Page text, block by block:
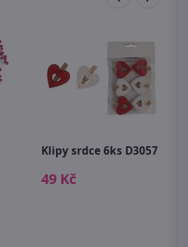
Klipy srdce 6ks D3057
49 Kč